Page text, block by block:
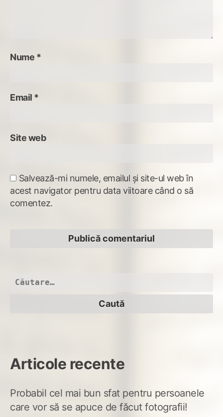
Nume *
Email *
Site web
Salvează-mi numele, emailul și site-ul web în
acest navigator pentru data viitoare când o să
comentez.
Caută
Articole recente
Probabil cel mai bun sfat pentru persoanele
care vor să se apuce de făcut fotografii!